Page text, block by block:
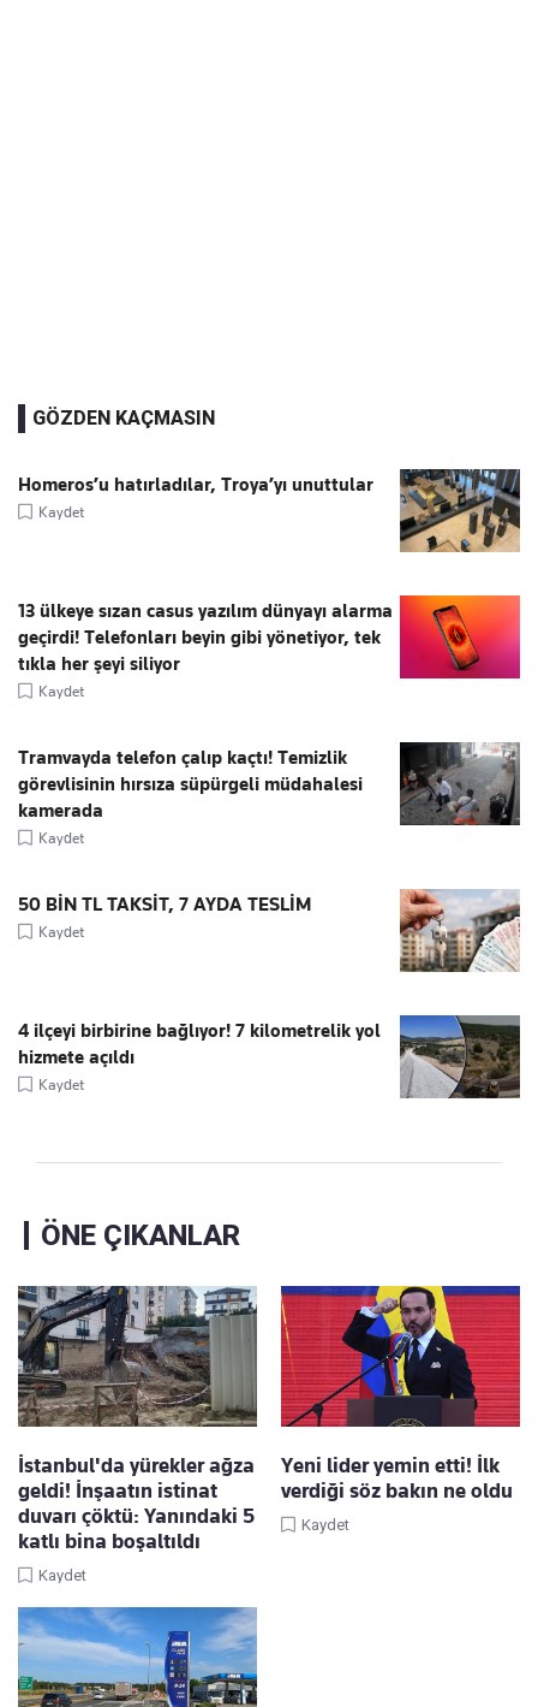
GÖZDEN KAÇMASIN
Homeros’u hatırladılar, Troya’yı unuttular
Kaydet
13 ülkeye sızan casus yazılım dünyayı alarma
geçirdi! Telefonları beyin gibi yönetiyor, tek
tıkla her şeyi siliyor
Kaydet
Tramvayda telefon çalıp kaçtı! Temizlik
görevlisinin hırsıza süpürgeli müdahalesi
kamerada
Kaydet
50 BİN TL TAKSİT, 7 AYDA TESLİM
Kaydet
4 ilçeyi birbirine bağlıyor! 7 kilometrelik yol
hizmete açıldı
Kaydet
ÖNE ÇIKANLAR
İstanbul'da yürekler ağza
geldi! İnşaatın istinat
duvarı çöktü: Yanındaki 5
katlı bina boşaltıldı
Kaydet
Yeni lider yemin etti! İlk
verdiği söz bakın ne oldu
Kaydet